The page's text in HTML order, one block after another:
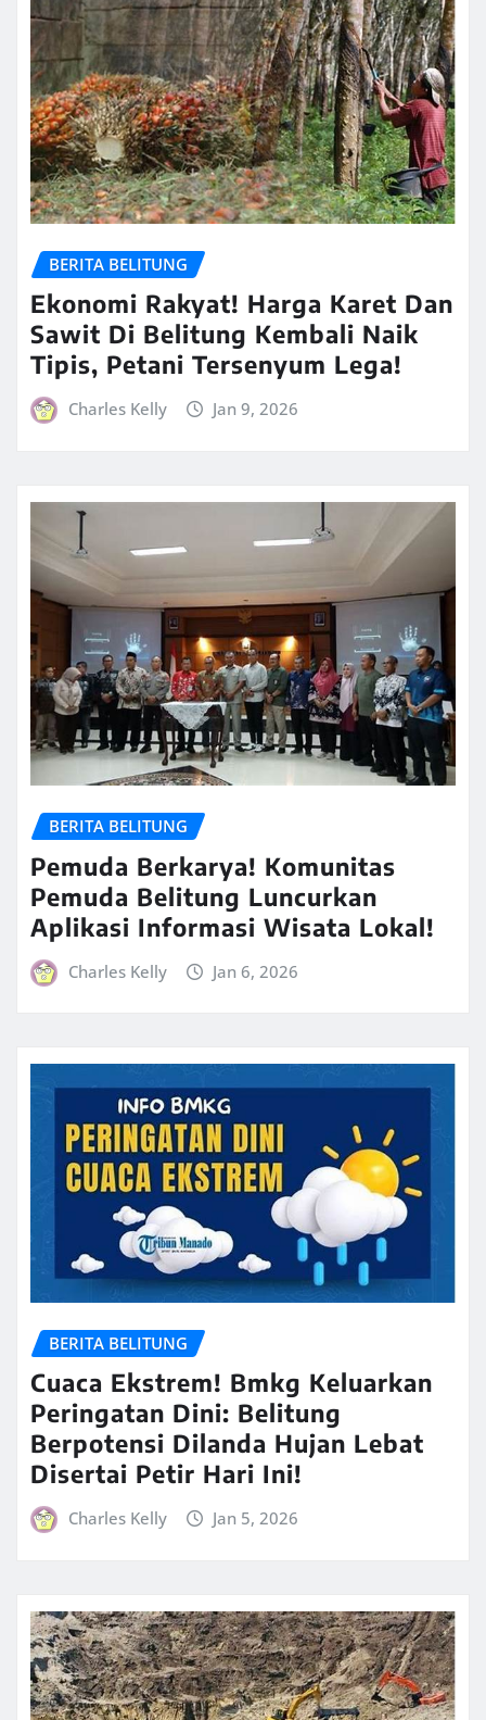
BERITA BELITUNG
Ekonomi Rakyat! Harga Karet Dan
Sawit Di Belitung Kembali Naik
Tipis, Petani Tersenyum Lega!
Charles Kelly Jan 9, 2026
BERITA BELITUNG
Pemuda Berkarya! Komunitas
Pemuda Belitung Luncurkan
Aplikasi Informasi Wisata Lokal!
Charles Kelly Jan 6, 2026
BERITA BELITUNG
Cuaca Ekstrem! Bmkg Keluarkan
Peringatan Dini: Belitung
Berpotensi Dilanda Hujan Lebat
Disertai Petir Hari Ini!
Charles Kelly Jan 5, 2026